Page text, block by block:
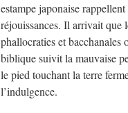
estampe japonaise
réjouissances. Il arrivait que
phallocraties et bacchanales
biblique suivit la mauvaise
le pied touchant la terre
l’indulgence.